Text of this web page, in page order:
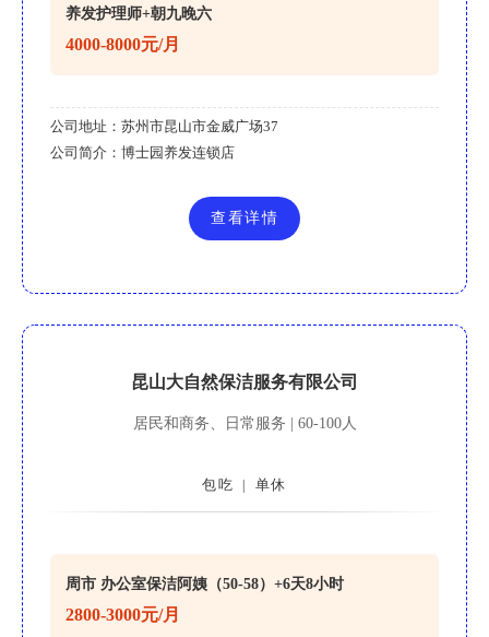
养发护理师+朝九晚六
4000-8000元/月
公司地址： 苏州市昆山市金威广场37
公司简介： 博士园养发连锁店
查看详情
昆山大自然保洁服务有限公司
居民和商务、日常服务 | 60-100人
包吃 | 单休
周市 办公室保洁阿姨（50-58）+6天8小时
2800-3000元/月